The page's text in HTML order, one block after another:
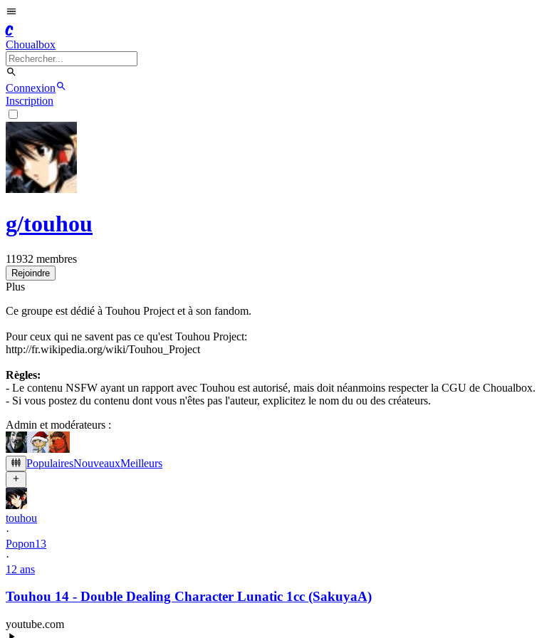
C
Choualbox
Connexion
Inscription
g/touhou
11932 membres
Rejoindre
Plus
Ce groupe est dédié à Touhou Project et à son fandom.
Pour ceux qui ne savent pas ce qu'est Touhou Project:
http://fr.wikipedia.org/wiki/Touhou_Project
Règles:
- Le contenu NSFW ayant un rapport avec Touhou est autorisé, mais doit néanmoins respecter la CGU de Choualbox.
- Si vous postez du contenu dont vous n'êtes pas l'auteur, explicitez le nom du ou des créateurs.
Admin et modérateurs :
PopulairesNouveauxMeilleurs
touhou
·
Popon13
·
12 ans
Touhou 14 - Double Dealing Character Lunatic 1cc (SakuyaA)
youtube.com